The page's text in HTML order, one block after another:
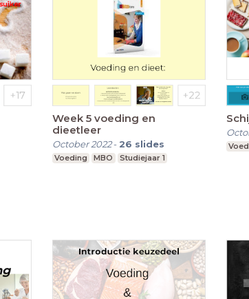
Week 5 voeding en
dieetleer
October 2022- 26 slides
Voeding MBO Studiejaar 1